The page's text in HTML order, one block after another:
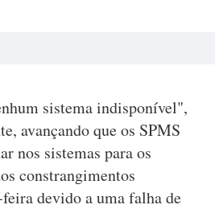
sistema indisponível",
avançando que os SPMS
nos sistemas para os
constrangimentos
devido a uma falha de